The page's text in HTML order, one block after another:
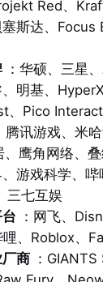
Red、
斯达、
：华硕、三星
明基、
、Pico
腾讯游戏、米
鹰角网络、
游戏科学、哔
三七互娱
：网飞、
、Roblox、
商 ：